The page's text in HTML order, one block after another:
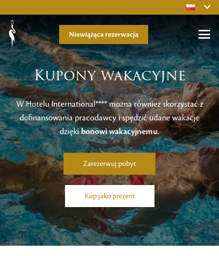
Niewiążąca rezerwacja
Kupony wakacyjne
W Hotelu International**** można również skorzystać z
dofinansowania pracodawcy i spędzić udane wakacje
dziękibonowi wakacyjnemu.
Zarezerwuj pobyt
Kup jako prezent